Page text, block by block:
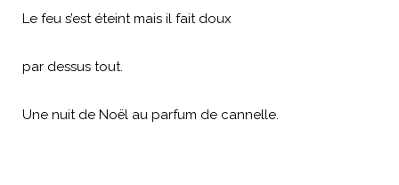
Le feu s’est éteint mais il fait doux
par dessus tout.
Une nuit de Noël au parfum de cannelle.